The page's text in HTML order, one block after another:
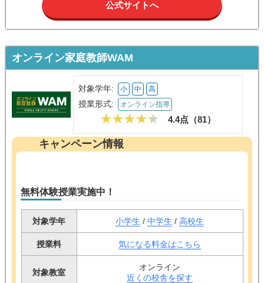
公式サイトへ
オンライン家庭教師WAM
対象学年: 小 中 高
授業形式: オンライン指導
4.4点（81）
キャンペーン情報
無料体験授業実施中！
対象学年 小学生 / 中学生 / 高校生
授業料 気になる料金はこちら
対象教室
オンライン
近くの校舎を探す